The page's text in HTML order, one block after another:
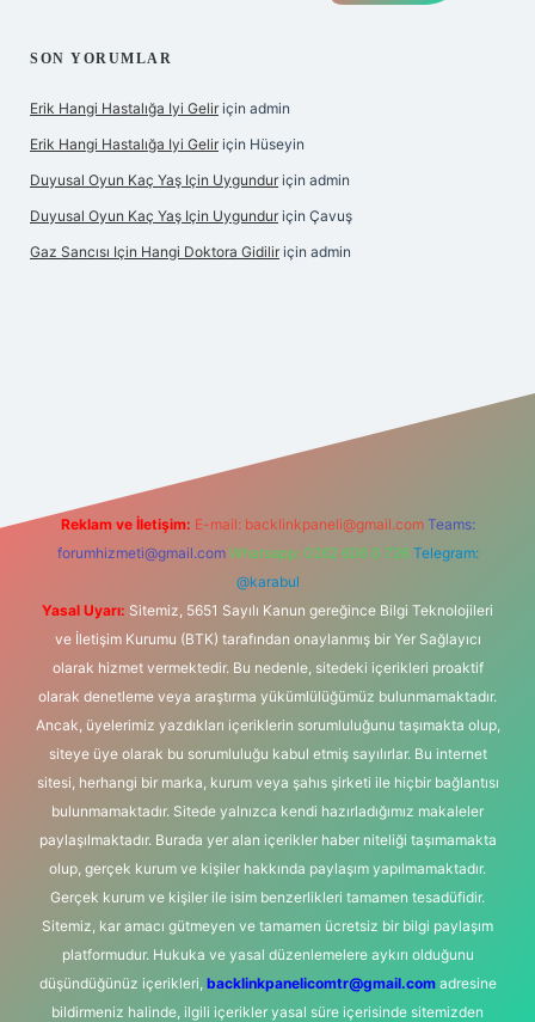
SON YORUMLAR
Erik Hangi Hastalığa Iyi Gelir için admin
Erik Hangi Hastalığa Iyi Gelir için Hüseyin
Duyusal Oyun Kaç Yaş Için Uygundur için admin
Duyusal Oyun Kaç Yaş Için Uygundur için Çavuş
Gaz Sancısı Için Hangi Doktora Gidilir için admin
Reklam ve İletişim: E-mail: backlinkpaneli@gmail.com Teams:
forumhizmeti@gmail.com Whatsapp: 0262 606 0 726 Telegram:
@karabul
Yasal Uyarı: Sitemiz, 5651 Sayılı Kanun gereğince Bilgi Teknolojileri
ve İletişim Kurumu (BTK) tarafından onaylanmış bir Yer Sağlayıcı
olarak hizmet vermektedir. Bu nedenle, sitedeki içerikleri proaktif
olarak denetleme veya araştırma yükümlülüğümüz bulunmamaktadır.
Ancak, üyelerimiz yazdıkları içeriklerin sorumluluğunu taşımakta olup,
siteye üye olarak bu sorumluluğu kabul etmiş sayılırlar. Bu internet
sitesi, herhangi bir marka, kurum veya şahıs şirketi ile hiçbir bağlantısı
bulunmamaktadır. Sitede yalnızca kendi hazırladığımız makaleler
paylaşılmaktadır. Burada yer alan içerikler haber niteliği taşımamakta
olup, gerçek kurum ve kişiler hakkında paylaşım yapılmamaktadır.
Gerçek kurum ve kişiler ile isim benzerlikleri tamamen tesadüfidir.
Sitemiz, kar amacı gütmeyen ve tamamen ücretsiz bir bilgi paylaşım
platformudur. Hukuka ve yasal düzenlemelere aykırı olduğunu
düşündüğünüz içerikleri, backlinkpanelicomtr@gmail.comadresine
bildirmeniz halinde, ilgili içerikler yasal süre içerisinde sitemizden